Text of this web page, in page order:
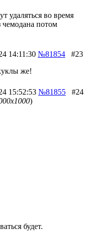
удаляться во время
чемодана потом
14:11:30 №81854
#23
же!
15:52:53 №81855
#24
)
будет.